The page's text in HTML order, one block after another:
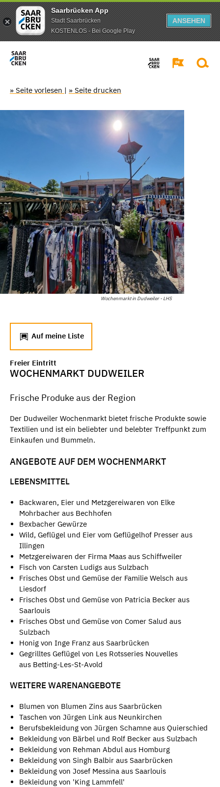
Saarbrücken App
Stadt Saarbrücken
KOSTENLOS - Bei Google Play
ANSEHEN
» Seite vorlesen | » Seite drucken
Wochenmarkt in Dudweiler - LHS
Auf meine Liste
Freier Eintritt
WOCHENMARKT DUDWEILER
Frische Produke aus der Region
Der Dudweiler Wochenmarkt bietet frische Produkte sowie
Textilien und ist ein beliebter und belebter Treffpunkt zum
Einkaufen und Bummeln.
ANGEBOTE AUF DEM WOCHENMARKT
LEBENSMITTEL
Backwaren, Eier und Metzgereiwaren von Elke
Mohrbacher aus Bechhofen
Bexbacher Gewürze
Wild, Geflügel und Eier vom Geflügelhof Presser aus
Illingen
Metzgereiwaren der Firma Maas aus Schiffweiler
Fisch von Carsten Ludigs aus Sulzbach
Frisches Obst und Gemüse der Familie Welsch aus
Liesdorf
Frisches Obst und Gemüse von Patricia Becker aus
Saarlouis
Frisches Obst und Gemüse von Comer Salud aus
Sulzbach
Honig von Inge Franz aus Saarbrücken
Gegrilltes Geflügel von Les Rotsseries Nouvelles
aus Betting-Les-St-Avold
WEITERE WARENANGEBOTE
Blumen von Blumen Zins aus Saarbrücken
Taschen von Jürgen Link aus Neunkirchen
Berufsbekleidung von Jürgen Schamne aus Quierschied
Bekleidung von Bärbel und Rolf Becker aus Sulzbach
Bekleidung von Rehman Abdul aus Homburg
Bekleidung von Singh Balbir aus Saarbrücken
Bekleidung von Josef Messina aus Saarlouis
Bekleidung von 'King Lammfell'